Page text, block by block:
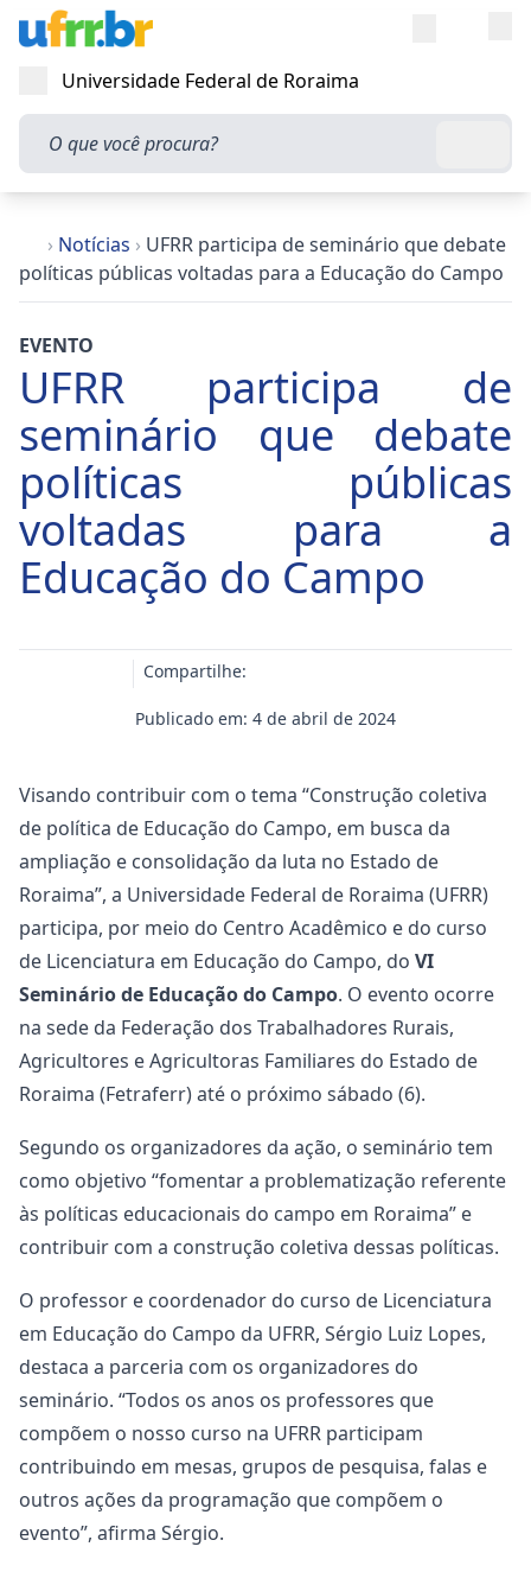
Abrir menu
Universidade Federal de Roraima
O que você procura?
› Notícias › UFRR participa de seminário que debate
políticas públicas voltadas para a Educação do Campo
EVENTO
UFRR participa de
seminário que debate
políticas públicas
voltadas para a
Educação do Campo
Publicado em: 4 de abril de 2024
Compartilhe:
Visando contribuir com o tema “Construção coletiva
de política de Educação do Campo, em busca da
ampliação e consolidação da luta no Estado de
Roraima”, a Universidade Federal de Roraima (UFRR)
participa, por meio do Centro Acadêmico e do curso
de Licenciatura em Educação do Campo, do VI
Seminário de Educação do Campo. O evento ocorre
na sede da Federação dos Trabalhadores Rurais,
Agricultores e Agricultoras Familiares do Estado de
Roraima (Fetraferr) até o próximo sábado (6).
Segundo os organizadores da ação, o seminário tem
como objetivo “fomentar a problematização referente
às políticas educacionais do campo em Roraima” e
contribuir com a construção coletiva dessas políticas.
O professor e coordenador do curso de Licenciatura
em Educação do Campo da UFRR, Sérgio Luiz Lopes,
destaca a parceria com os organizadores do
seminário. “Todos os anos os professores que
compõem o nosso curso na UFRR participam
contribuindo em mesas, grupos de pesquisa, falas e
outros ações da programação que compõem o
evento”, afirma Sérgio.